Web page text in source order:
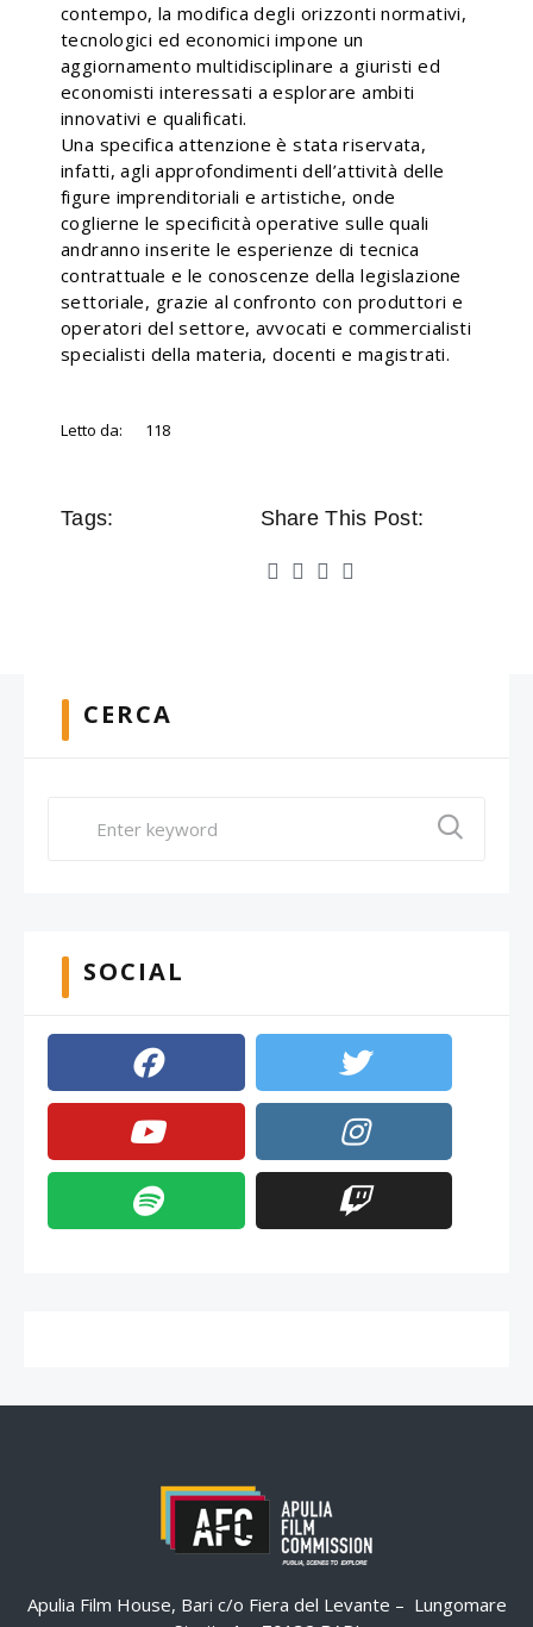
contempo, la modifica degli orizzonti normativi,
tecnologici ed economici impone un
aggiornamento multidisciplinare a giuristi ed
economisti interessati a esplorare ambiti
innovativi e qualificati.
Una specifica attenzione è stata riservata,
infatti, agli approfondimenti dell’attività delle
figure imprenditoriali e artistiche, onde
coglierne le specificità operative sulle quali
andranno inserite le esperienze di tecnica
contrattuale e le conoscenze della legislazione
settoriale, grazie al confronto con produttori e
operatori del settore, avvocati e commercialisti
specialisti della materia, docenti e magistrati.
Letto da: 118
Tags: Share This Post:
CERCA
SOCIAL
Apulia Film House, Bari c/o Fiera del Levante – Lungomare